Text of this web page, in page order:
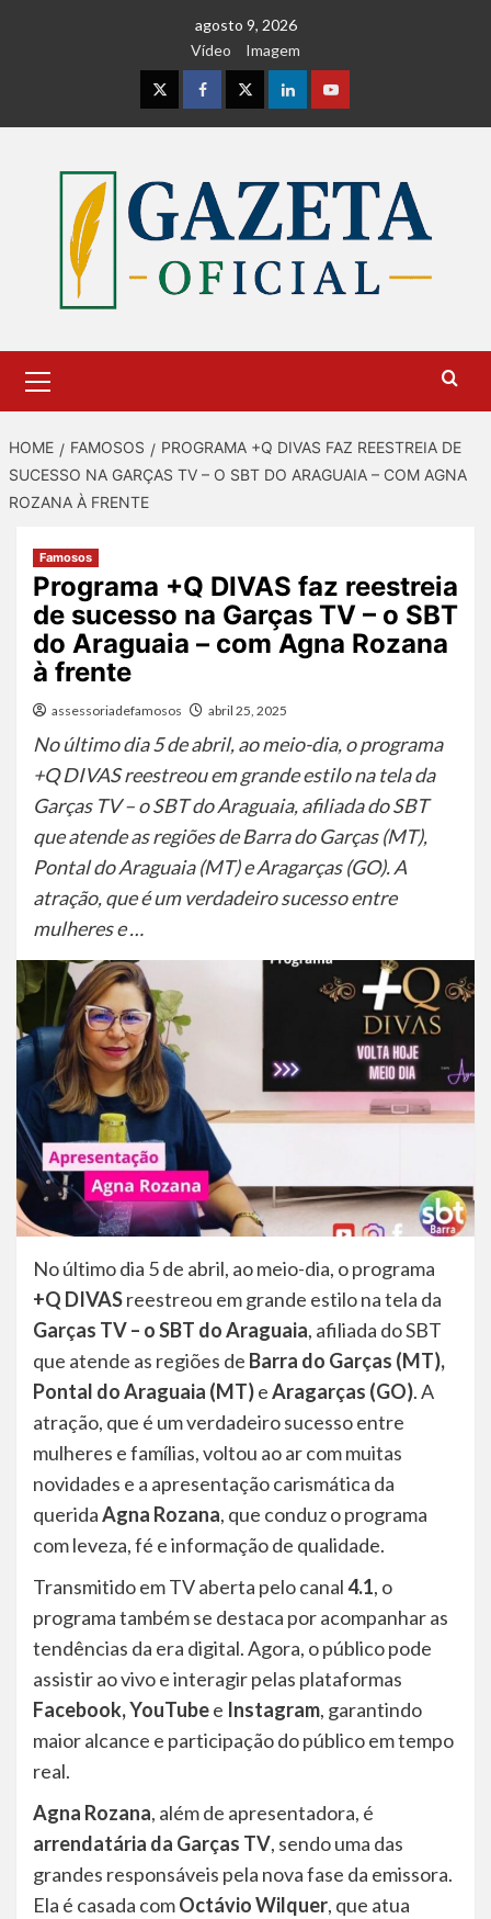
agosto 9, 2026
Vídeo
Imagem
InstagramFacebookTwitterLinkedinYoutube
Menu
HOME FAMOSOS
PROGRAMA +Q DIVAS FAZ REESTREIA DE
SUCESSO NA GARÇAS TV – O SBT DO ARAGUAIA – COM AGNA
ROZANA À FRENTE
Famosos
Programa +Q DIVAS faz reestreia
de sucesso na Garças TV – o SBT
do Araguaia – com Agna Rozana
à frente
assessoriadefamosos abril 25, 2025
No último dia 5 de abril, ao meio-dia, o programa
+Q DIVAS reestreou em grande estilo na tela da
Garças TV – o SBT do Araguaia, afiliada do SBT
que atende as regiões de Barra do Garças (MT),
Pontal do Araguaia (MT) e Aragarças (GO). A
atração, que é um verdadeiro sucesso entre
mulheres e …
No último dia 5 de abril, ao meio-dia, o programa
+Q DIVASreestreou em grande estilo na tela da
Garças TV – o SBT do Araguaia, afiliada do SBT
que atende as regiões de Barra do Garças (MT),
Pontal do Araguaia (MT)eAragarças (GO). A
atração, que é um verdadeiro sucesso entre
mulheres e famílias, voltou ao ar com muitas
novidades e a apresentação carismática da
queridaAgna Rozana, que conduz o programa
com leveza, fé e informação de qualidade.
Transmitido em TV aberta pelo canal4.1, o
programa também se destaca por acompanhar as
tendências da era digital. Agora, o público pode
assistir ao vivo e interagir pelas plataformas
Facebook, YouTubee Instagram, garantindo
maior alcance e participação do público em tempo
real.
Agna Rozana, além de apresentadora, é
arrendatária da Garças TV, sendo uma das
grandes responsáveis pela nova fase da emissora.
Ela é casada comOctávio Wilquer, que atua